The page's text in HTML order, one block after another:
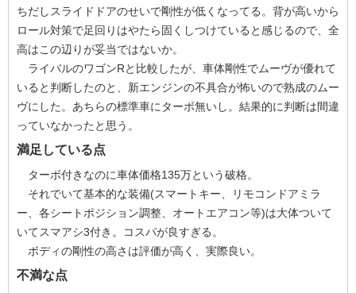
ちだしスライドドアのせいで剛性が低くなってる。背が高いから
ロール対策で足回りはやたら固くしつけていると感じるので、全
高はこの辺りが妥当ではないか。
ライバルのワゴンRと比較したが、車体剛性でムーヴが優れて
いると判断したのと、新エンジンの不具合が怖いので熟成のムー
ヴにした。あちらの標準車にターボ無いし。結果的に判断は間違
っていなかったと思う。
満足している点
ターボ付きなのに車体価格135万という破格。
それでいて基本的な装備(スマートキー、リモコンドアミラ
ー、各シートポジション調整、オートエアコン等)は大体ついて
いてスマアシ3付き。コスパが良すぎる。
ボディの剛性の高さは評価が高く、実際良い。
不満な点